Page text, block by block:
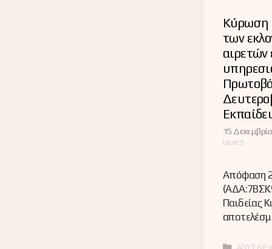
Κύρωση
των
15
User9
Απόφαση
Παιδείας